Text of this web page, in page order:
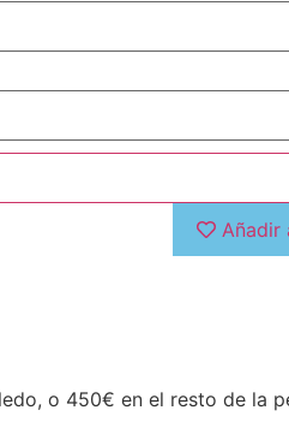
Añadir
o 450€ en el resto de la